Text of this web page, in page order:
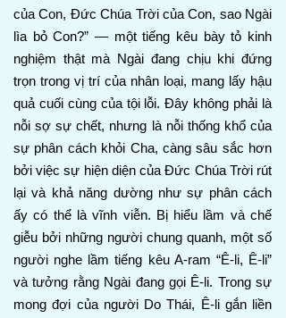
của Con, Đức Chúa Trời của Con, sao Ngài
lìa bỏ Con?” — một tiếng kêu bày tỏ kinh
nghiệm thật mà Ngài đang chịu khi đứng
trọn trong vị trí của nhân loại, mang lấy hậu
quả cuối cùng của tội lỗi. Đây không phải là
nỗi sợ sự chết, nhưng là nỗi thống khổ của
sự phân cách khỏi Cha, càng sâu sắc hơn
bởi việc sự hiện diện của Đức Chúa Trời rút
lại và khả năng dường như sự phân cách
ấy có thể là vĩnh viễn. Bị hiểu lầm và chế
giễu bởi những người chung quanh, một số
người nghe lầm tiếng kêu A-ram “Ê-li, Ê-li”
và tưởng rằng Ngài đang gọi Ê-li. Trong sự
mong đợi của người Do Thái, Ê-li gắn liền